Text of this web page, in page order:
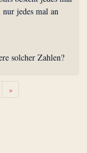
jedes mal an
solcher Zahlen?
»Weiter